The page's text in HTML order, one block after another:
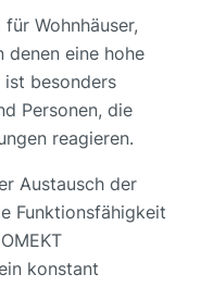
Wohnhäuser,
denen eine hohe
besonders
Personen, die
reagieren.
Austausch der
Funktionsfähigkeit
konstant